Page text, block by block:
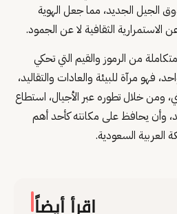
الجيل الجديد، مما جعل الهوية
الاستمرارية الثقافية لا عن الجمود.
من الرموز والقيم التي تحكي
فهو مرآة للبيئة والعادات والتقاليد،
ومن خلال تطوره عبر الأجيال، استطاع
وأن يحافظ على مكانته كأحد أهم
العربية السعودية.
اقرأ أيضاً